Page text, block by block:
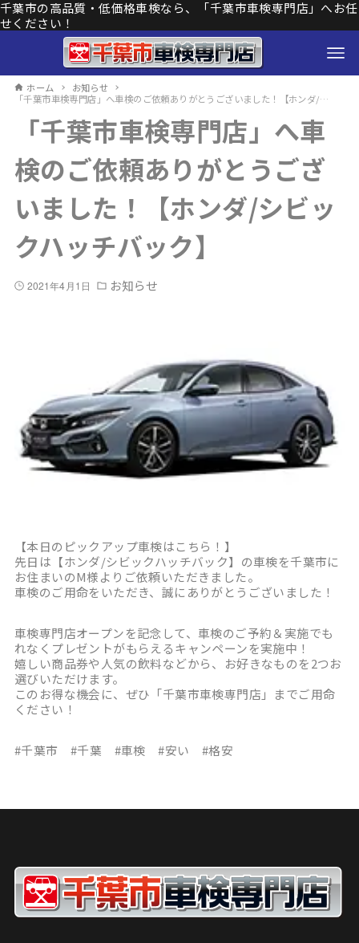
千葉市の高品質・低価格車検なら、「千葉市車検専門店」へお任
せください！
ホーム
お知らせ
「千葉市車検専門店」へ車検のご依頼ありがとうございました！【ホンダ/シビックハッチバック】
「千葉市車検専門店」へ車
検のご依頼ありがとうござ
いました！【ホンダ/シビッ
クハッチバック】
2021年4月1日 お知らせ
【本日のピックアップ車検はこちら！】
先日は【ホンダ/シビックハッチバック】の車検を千葉市に
お住まいのM様よりご依頼いただきました。
車検のご用命をいただき、誠にありがとうございました！
車検専門店オープンを記念して、車検のご予約＆実施でも
れなくプレゼントがもらえるキャンペーンを実施中！
嬉しい商品券や人気の飲料などから、お好きなものを2つお
選びいただけます。
このお得な機会に、ぜひ「千葉市車検専門店」までご用命
ください！
#千葉市 #千葉 #車検 #安い #格安